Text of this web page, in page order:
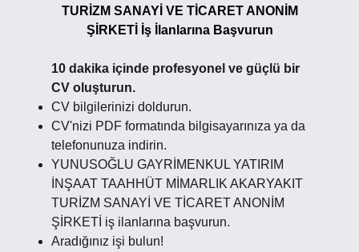
TURİZM SANAYİ VE TİCARET ANONİM
ŞİRKETİ İş İlanlarına Başvurun
10 dakika içinde profesyonel ve güçlü bir
CV oluşturun.
CV bilgilerinizi doldurun.
CV'nizi PDF formatında bilgisayarınıza ya da
telefonunuza indirin.
YUNUSOĞLU GAYRİMENKUL YATIRIM
İNŞAAT TAAHHÜT MİMARLIK AKARYAKIT
TURİZM SANAYİ VE TİCARET ANONİM
ŞİRKETİ iş ilanlarına başvurun.
Aradığınız işi bulun!